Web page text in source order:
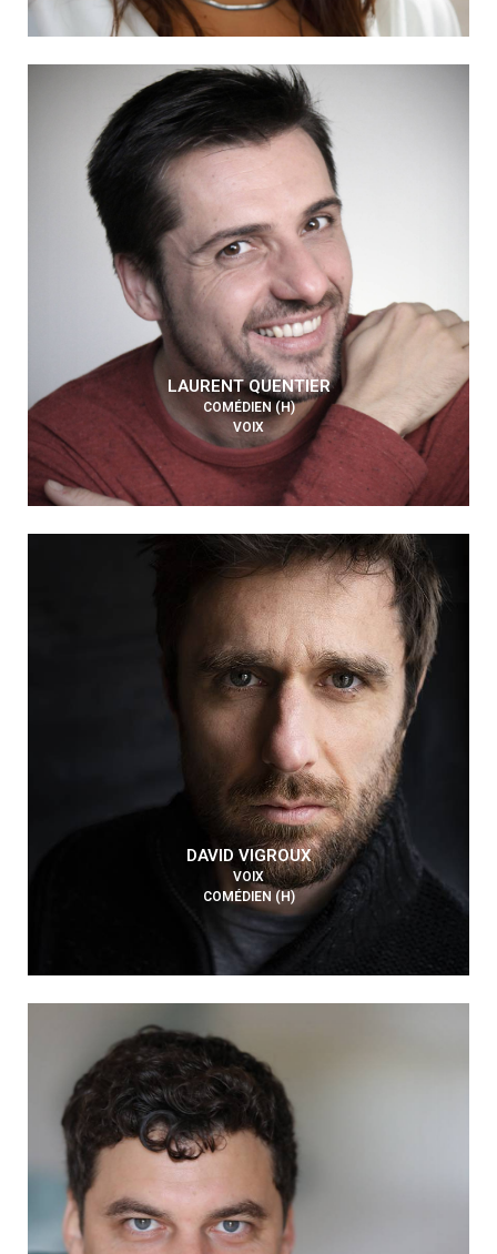
LAURENT QUENTIER
COMÉDIEN (H)
VOIX
DAVID VIGROUX
VOIX
COMÉDIEN (H)